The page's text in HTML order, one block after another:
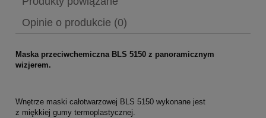
Opinie o produkcie (0)
Maska przeciwchemiczna BLS 5150 z panoramicznym
wizjerem.
Wnętrze maski całotwarzowej BLS 5150 wykonane jest
z miękkiej gumy termoplastycznej.